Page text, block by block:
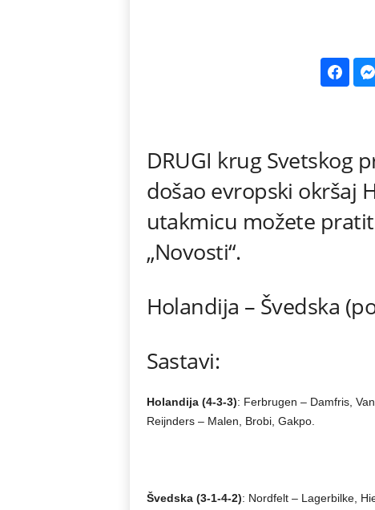
s
t
i
DRUGI krug Svetskog
došao evropski okršaj
utakmicu možete
„Novosti“.
Holandija – Švedska
Sastavi:
Holandija (4-3-3): Ferbrugen – Damfris,
Reijnders – Malen, Brobi, Gakpo.
Švedska (3-1-4-2): Nordfelt – Lagerbilke,